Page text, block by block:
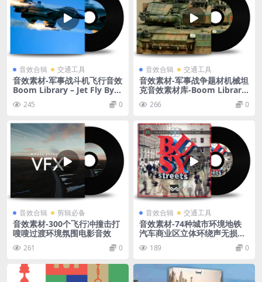
音效合辑 交通工具
音效素材-军事战斗机飞行音效
Boom Library – Jet Fly Bys
WAV
245 0
音效合辑 交通工具
音效素材-军事战争题材机械坦
克音效素材库-Boom Library
WW2 Tanks WAV
266 0
音效合辑 剪辑必备
音效素材-300个飞行冲撞击打
嗖嗖过渡环境氛围电影音效
261 0
音效合辑 交通工具
音效素材-74种城市环境地铁
汽车商业区立体环绕声无损音
效 189 0